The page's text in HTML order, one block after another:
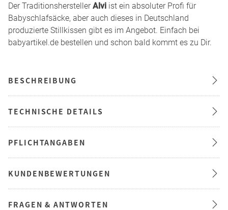
Der TraditionsherstellerAlvi ist ein absoluter Profi für
Babyschlafsäcke, aber auch dieses in Deutschland
produzierte Stillkissen gibt es im Angebot. Einfach bei
babyartikel.de bestellen und schon bald kommt es zu Dir.
BESCHREIBUNG
TECHNISCHE DETAILS
PFLICHTANGABEN
KUNDENBEWERTUNGEN
FRAGEN & ANTWORTEN